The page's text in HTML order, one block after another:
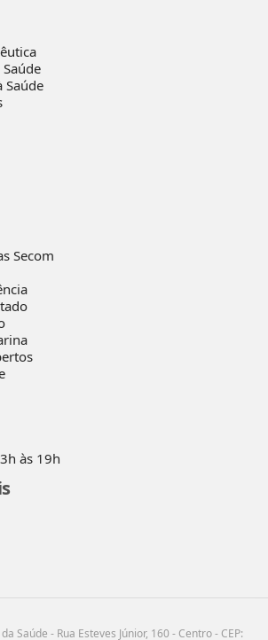
Saúde
Secom
às 19h
Saúde - Rua Esteves Júnior, 160 - Centro - CEP: